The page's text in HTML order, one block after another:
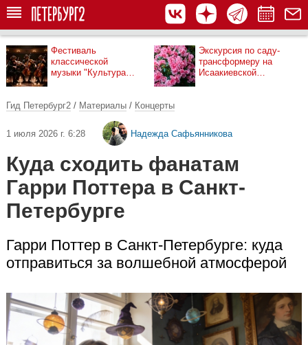
Фестиваль
классической
музыки "Культура
Экскурсия по саду-
трансформеру на
Исаакиевской
Гид Петербург2 / Материалы / Концерты
1 июля 2026 г. 6:28 Надежда Сафьянникова
Куда сходить фанатам
Гарри Поттера в Санкт-
Петербурге
Гарри Поттер в Санкт-Петербурге: куда
отправиться за волшебной атмосферой